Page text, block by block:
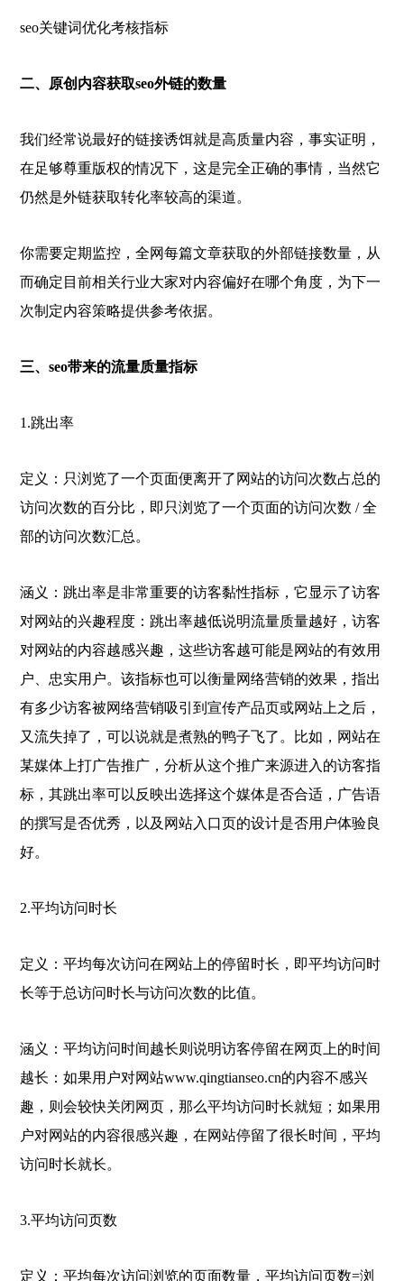
seo关键词优化考核指标
二、原创内容获取seo外链的数量
我们经常说最好的链接诱饵就是高质量内容，事实证明，
在足够尊重版权的情况下，这是完全正确的事情，当然它
仍然是外链获取转化率较高的渠道。
你需要定期监控，全网每篇文章获取的外部链接数量，从
而确定目前相关行业大家对内容偏好在哪个角度，为下一
次制定内容策略提供参考依据。
三、seo带来的流量质量指标
1.跳出率
定义：只浏览了一个页面便离开了网站的访问次数占总的
访问次数的百分比，即只浏览了一个页面的访问次数 / 全
部的访问次数汇总。
涵义：跳出率是非常重要的访客黏性指标，它显示了访客
对网站的兴趣程度：跳出率越低说明流量质量越好，访客
对网站的内容越感兴趣，这些访客越可能是网站的有效用
户、忠实用户。该指标也可以衡量网络营销的效果，指出
有多少访客被网络营销吸引到宣传产品页或网站上之后，
又流失掉了，可以说就是煮熟的鸭子飞了。比如，网站在
某媒体上打广告推广，分析从这个推广来源进入的访客指
标，其跳出率可以反映出选择这个媒体是否合适，广告语
的撰写是否优秀，以及网站入口页的设计是否用户体验良
好。
2.平均访问时长
定义：平均每次访问在网站上的停留时长，即平均访问时
长等于总访问时长与访问次数的比值。
涵义：平均访问时间越长则说明访客停留在网页上的时间
越长：如果用户对网站www.qingtianseo.cn的内容不感兴
趣，则会较快关闭网页，那么平均访问时长就短；如果用
户对网站的内容很感兴趣，在网站停留了很长时间，平均
访问时长就长。
3.平均访问页数
定义：平均每次访问浏览的页面数量，平均访问页数=浏